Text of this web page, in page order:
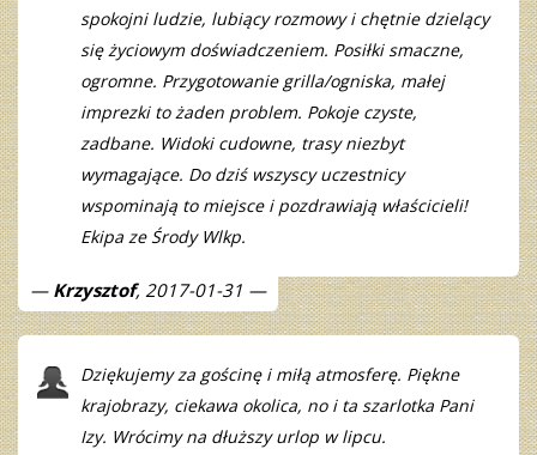
spokojni ludzie, lubiący rozmowy i chętnie dzielący
się życiowym doświadczeniem. Posiłki smaczne,
ogromne. Przygotowanie grilla/ogniska, małej
imprezki to żaden problem. Pokoje czyste,
zadbane. Widoki cudowne, trasy niezbyt
wymagające. Do dziś wszyscy uczestnicy
wspominają to miejsce i pozdrawiają właścicieli!
Ekipa ze Środy Wlkp.
Krzysztof, 2017-01-31
Dziękujemy za gościnę i miłą atmosferę. Piękne
krajobrazy, ciekawa okolica, no i ta szarlotka Pani
Izy. Wrócimy na dłuższy urlop w lipcu.